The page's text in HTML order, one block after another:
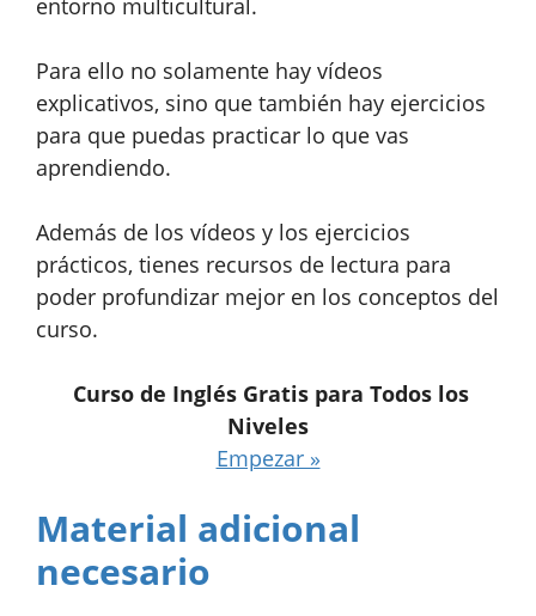
Para ello no solamente hay vídeos
explicativos, sino que también hay ejercicios
para que puedas practicar lo que vas
aprendiendo.
Además de los vídeos y los ejercicios
prácticos, tienes recursos de lectura para
poder profundizar mejor en los conceptos del
curso.
Curso de Inglés Gratis para Todos los
Niveles
Empezar »
Material adicional
necesario